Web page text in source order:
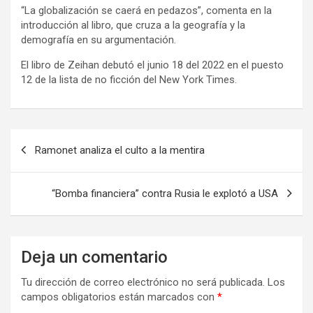
“La globalización se caerá en pedazos”, comenta en la
introducción al libro, que cruza a la geografía y la
demografía en su argumentación.
El libro de Zeihan debutó el junio 18 del 2022 en el puesto
12 de la lista de no ficción del New York Times.
Ramonet analiza el culto a la mentira
“Bomba financiera” contra Rusia le explotó a USA
Deja un comentario
Tu dirección de correo electrónico no será publicada. Los
campos obligatorios están marcados con *